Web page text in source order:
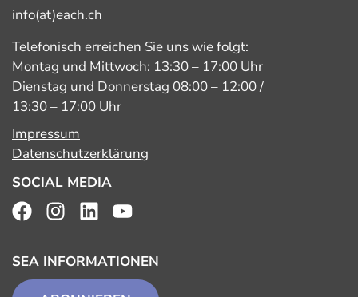
info(at)each.ch
Telefonisch erreichen Sie uns wie folgt:
Montag und Mittwoch: 13:30 – 17:00 Uhr
Dienstag und Donnerstag 08:00 – 12:00 /
13:30 – 17:00 Uhr
Impressum
Datenschutzerklärung
SOCIAL MEDIA
SEA INFORMATIONEN